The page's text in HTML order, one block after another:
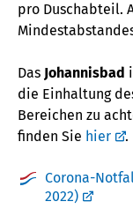
pro Duschabteil.
Das Johannisbad
die Einhaltung
Bereichen zu
finden Sie hier .
Corona-
2022)